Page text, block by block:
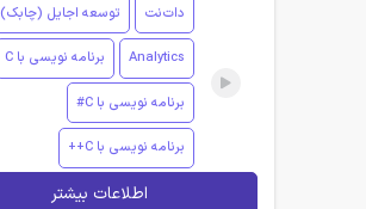
دات‌نت توسعه اجایل (چابک)
Analytics برنامه نویسی با C
برنامه نویسی با C#
برنامه نویسی با C++
اطلاعات بیشتر